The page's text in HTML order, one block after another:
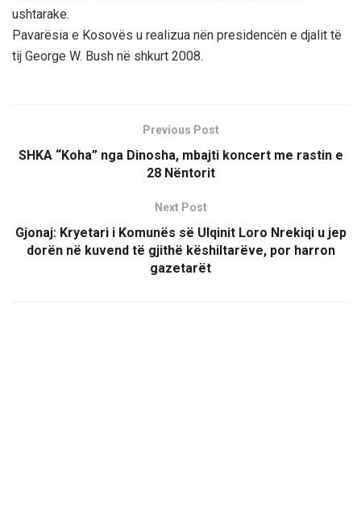
ushtarake.
Pavarësia e Kosovës u realizua nën presidencën e djalit të
tij George W. Bush në shkurt 2008.
Previous Post
SHKA “Koha” nga Dinosha, mbajti koncert me rastin e
28 Nëntorit
Next Post
Gjonaj: Kryetari i Komunës së Ulqinit Loro Nrekiqi u jep
dorën në kuvend të gjithë këshiltarëve, por harron
gazetarët